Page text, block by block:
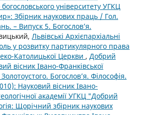
університету УГКЦ
Збірник наукових праць / Гол.
– Випуск 5. Богослов’я.
Львівські Архієпархіальні
у розвитку партикулярного права
Католицької Церкви , Добрий
вісник Івано-Франківської
Богослов’я. Філософія.
Науковий вісник Івано-
академії УГКЦ "Добрий
Щорічний збірник наукових